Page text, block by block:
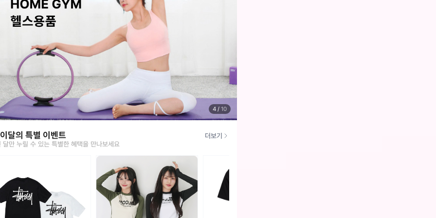
5/ 10
달의 특별 이벤트
달만 누릴 수 있는 특별한 혜택을 만나보세요
더보기